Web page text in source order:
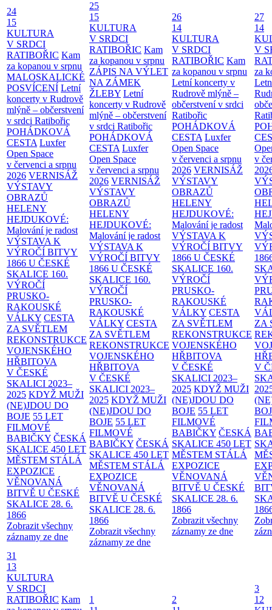
24
15
KULTURA
V SRDCI
RATIBOŘIC Kam
za kopanou v srpnu
MALOSKALICKÉ
POSVÍCENÍ Letní
koncerty v Rudrově
mlýně – občerstvení
v srdci Ratibořic
POHÁDKOVÁ
CESTA Luxfer
Open Space
v červenci a srpnu
2026 VERNISÁŽ
VÝSTAVY
OBRAZŮ
HELENY
HEJDUKOVÉ:
Malování je radost
VÝSTAVA K
VÝROČÍ BITVY
1866 U ČESKÉ
SKALICE 160.
VÝROČÍ
PRUSKO-
RAKOUSKÉ
VÁLKY CESTA
ZA SVĚTLEM
REKONSTRUKCE
VOJENSKÉHO
HŘBITOVA
V ČESKÉ
SKALICI 2023–
2025 KDYŽ MUŽI
(NE)JDOU DO
BOJE 55 LET
FILMOVÉ
BABIČKY ČESKÁ
SKALICE 450 LET
MĚSTEM STÁLÁ
EXPOZICE
VĚNOVANÁ
BITVĚ U ČESKÉ
SKALICE 28. 6.
1866
Zobrazit všechny
záznamy ze dne
25
15
KULTURA
V SRDCI
RATIBOŘIC Kam
za kopanou v srpnu
ZÁPIS NA VÝLET
NA ZÁMEK
ŽLEBY Letní
koncerty v Rudrově
mlýně – občerstvení
v srdci Ratibořic
POHÁDKOVÁ
CESTA Luxfer
Open Space
v červenci a srpnu
2026 VERNISÁŽ
VÝSTAVY
OBRAZŮ
HELENY
HEJDUKOVÉ:
Malování je radost
VÝSTAVA K
VÝROČÍ BITVY
1866 U ČESKÉ
SKALICE 160.
VÝROČÍ
PRUSKO-
RAKOUSKÉ
VÁLKY CESTA
ZA SVĚTLEM
REKONSTRUKCE
VOJENSKÉHO
HŘBITOVA
V ČESKÉ
SKALICI 2023–
2025 KDYŽ MUŽI
(NE)JDOU DO
BOJE 55 LET
FILMOVÉ
BABIČKY ČESKÁ
SKALICE 450 LET
MĚSTEM STÁLÁ
EXPOZICE
VĚNOVANÁ
BITVĚ U ČESKÉ
SKALICE 28. 6.
1866
Zobrazit všechny
záznamy ze dne
26
14
KULTURA
V SRDCI
RATIBOŘIC Kam
za kopanou v srpnu
Letní koncerty v
Rudrově mlýně –
občerstvení v srdci
Ratibořic
POHÁDKOVÁ
CESTA Luxfer
Open Space
v červenci a srpnu
2026 VERNISÁŽ
VÝSTAVY
OBRAZŮ
HELENY
HEJDUKOVÉ:
Malování je radost
VÝSTAVA K
VÝROČÍ BITVY
1866 U ČESKÉ
SKALICE 160.
VÝROČÍ
PRUSKO-
RAKOUSKÉ
VÁLKY CESTA
ZA SVĚTLEM
REKONSTRUKCE
VOJENSKÉHO
HŘBITOVA
V ČESKÉ
SKALICI 2023–
2025 KDYŽ MUŽI
(NE)JDOU DO
BOJE 55 LET
FILMOVÉ
BABIČKY ČESKÁ
SKALICE 450 LET
MĚSTEM STÁLÁ
EXPOZICE
VĚNOVANÁ
BITVĚ U ČESKÉ
SKALICE 28. 6.
1866
Zobrazit všechny
záznamy ze dne
27
14
V
za
v
ZA
V
31
13
KULTURA
V SRDCI
RATIBOŘIC Kam
1
2
3
12